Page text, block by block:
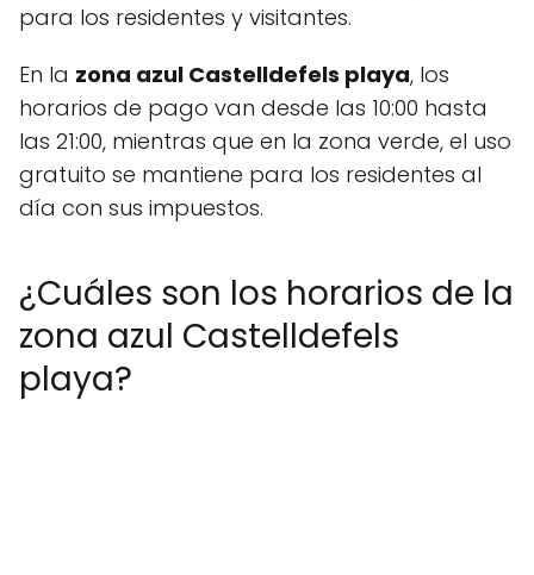
para los residentes y visitantes.
En la zona azul Castelldefels playa, los
horarios de pago van desde las 10:00 hasta
las 21:00, mientras que en la zona verde, el uso
gratuito se mantiene para los residentes al
día con sus impuestos.
¿Cuáles son los horarios de la
zona azul Castelldefels
playa?